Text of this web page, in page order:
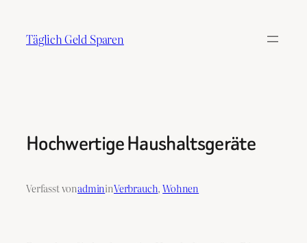
Inhalt
springen
Täglich Geld Sparen
Hochwertige Haushaltsgeräte
Verfasst vonadmininVerbrauch, Wohnen